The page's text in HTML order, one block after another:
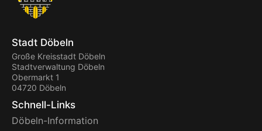
Stadt Döbeln
Große Kreisstadt Döbeln
Stadtverwaltung Döbeln
Obermarkt 1
04720 Döbeln
Schnell-Links
Döbeln-Information